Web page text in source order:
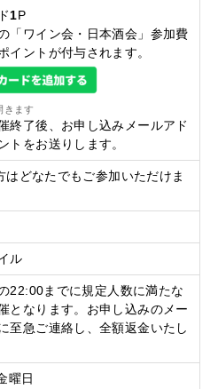
1P
「ワイン会・日本酒会」参加費
イントが付与されます。
ます
終了後、お申し込みメールアド
トをお送りします。
はどなたでもご参加いただけま
ル
22:00までに規定人数に満たな
となります。お申し込みのメー
至急ご連絡し、全額返金いたし
曜日